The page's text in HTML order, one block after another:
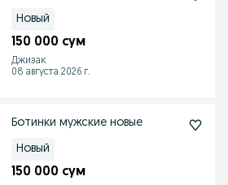
Новый
150 000 сум
Джизак
08 августа 2026 г.
Ботинки мужские новые
Новый
150 000 сум